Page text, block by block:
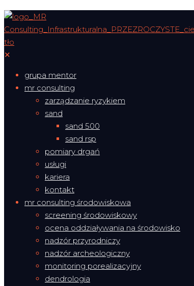
✕
grupa mentor
mr consulting
zarządzanie ryzykiem
sand
sand 500
sand rsp
pomiary drgań
usługi
kariera
kontakt
mr consulting środowiskowa
screening środowiskowy
ocena oddziaływania na środowisko
nadzór przyrodniczy
nadzór archeologiczny
monitoring porealizacyjny
dendrologia